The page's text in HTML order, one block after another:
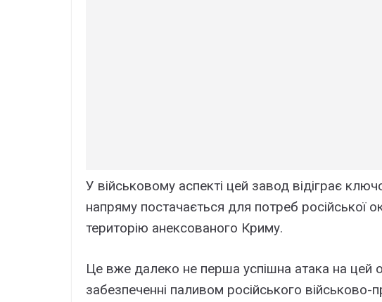
У військовому аспекті цей завод відіграє
напряму постачається для потреб російської
територію анексованого Криму.
Це вже далеко не перша успішна атака на цей
забезпеченні паливом російського